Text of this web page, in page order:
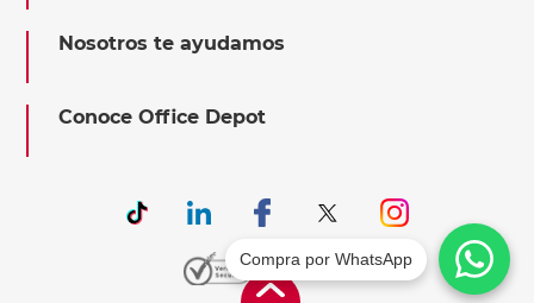
Nosotros te ayudamos
Conoce Office Depot
Compra por WhatsApp